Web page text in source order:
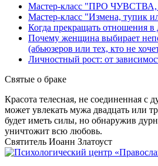
Мастер-класс "ПРО ЧУВСТВА,
Мастер-класс "Измена, тупик
Когда прекращать отношения
Почему женщина выбирает
(абьюзеров или тех, кто не
Личностный рост: от
Святые о браке
Красота телесная, не соединенная с
может увлекать мужа двадцать или
будет иметь силы, но обнаружив
уничтожит всю любовь.
Святитель Иоанн Златоуст